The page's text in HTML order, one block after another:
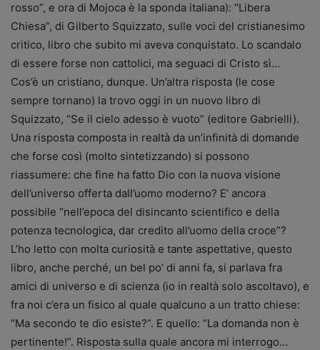
rosso”, e ora di Mojoca è la sponda italiana): “Libera
Chiesa”, di Gilberto Squizzato, sulle voci del cristianesimo
critico, libro che subito mi aveva conquistato. Lo scandalo
di essere forse non cattolici, ma seguaci di Cristo sì…
Cos’è un cristiano, dunque. Un’altra risposta (le cose
sempre tornano) la trovo oggi in un nuovo libro di
Squizzato, “Se il cielo adesso è vuoto” (editore Gabrielli).
Una risposta composta in realtà da un’infinità di domande
che forse così (molto sintetizzando) si possono
riassumere: che fine ha fatto Dio con la nuova visione
dell’universo offerta dall’uomo moderno? E’ ancora
possibile “nell’epoca del disincanto scientifico e della
potenza tecnologica, dar credito all’uomo della croce”?
L’ho letto con molta curiosità e tante aspettative, questo
libro, anche perché, un bel po’ di anni fa, si parlava fra
amici di universo e di scienza (io in realtà solo ascoltavo), e
fra noi c’era un fisico al quale qualcuno a un tratto chiese:
“Ma secondo te dio esiste?”. E quello: “La domanda non è
pertinente!”. Risposta sulla quale ancora mi interrogo…